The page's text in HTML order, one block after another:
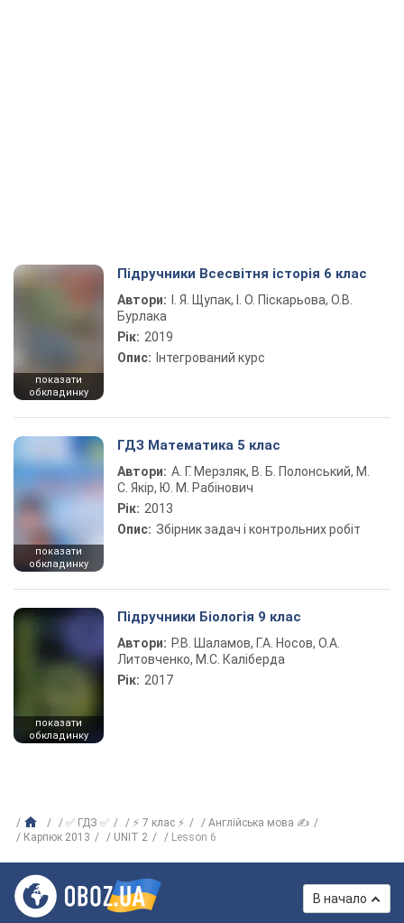
показати
обкладинку
Підручники Всесвітня історія 6 клас
Автори:
І. Я. Щупак, І. О. Піскарьова, О.В.
Бурлака
Рік: 2019
Опис: Інтегрований курс
показати
обкладинку
ГДЗ Математика 5 клас
Автори: А. Г. Мерзляк, В. Б. Полонський, М.
С. Якір, Ю. М. Рабінович
Рік: 2013
Опис: Збірник задач і контрольних робіт
показати
обкладинку
Підручники Біологія 9 клас
Автори: Р.В. Шаламов, Г.А. Носов, О.А.
Литовченко, М.С. Каліберда
Рік: 2017
✅ ГДЗ ✅ ⚡ 7 клас ⚡
Англійська мова ✍
Карпюк 2013
UNIT 2 Lesson 6
В начало